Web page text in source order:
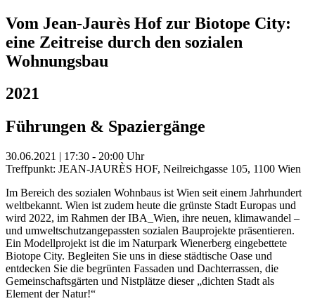
Vom Jean-Jaurès Hof zur Biotope City:
eine Zeitreise durch den sozialen
Wohnungsbau
2021
Führungen & Spaziergänge
30.06.2021 | 17:30 - 20:00 Uhr
Treffpunkt: JEAN-JAURÈS HOF, Neilreichgasse 105, 1100 Wien
Im Bereich des sozialen Wohnbaus ist Wien seit einem Jahrhundert
weltbekannt. Wien ist zudem heute die grünste Stadt Europas und
wird 2022, im Rahmen der IBA_Wien, ihre neuen, klimawandel –
und umweltschutzangepassten sozialen Bauprojekte präsentieren.
Ein Modellprojekt ist die im Naturpark Wienerberg eingebettete
Biotope City. Begleiten Sie uns in diese städtische Oase und
entdecken Sie die begrünten Fassaden und Dachterrassen, die
Gemeinschaftsgärten und Nistplätze dieser „dichten Stadt als
Element der Natur!“